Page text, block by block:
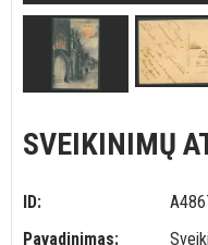
SVEIKINIMŲ
ID:
Pavadinimas: